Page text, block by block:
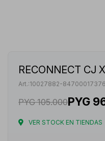
RECONNECT CJ
10027882-
PYG 105.000PYG
VER STOCK EN TIENDAS